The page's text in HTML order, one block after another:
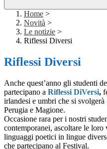
Home >
Novità >
Le notizie >
Riflessi Diversi
Riflessi Diversi
Anche quest’anno gli studenti
partecipano a Riflessi DiVersi,
irlandesi e umbri che si svolgerà
Perugia e Magione.
Occasione rara per i nostri
contemporanei, ascoltare le
linguaggi poetici in lingue
che partecipano al Festival.